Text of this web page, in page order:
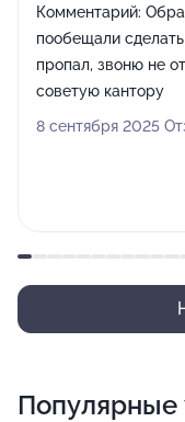
Комментарий:
пообещали
пропал, звоню не
советую кантору
8 сентября 2025
Популярные